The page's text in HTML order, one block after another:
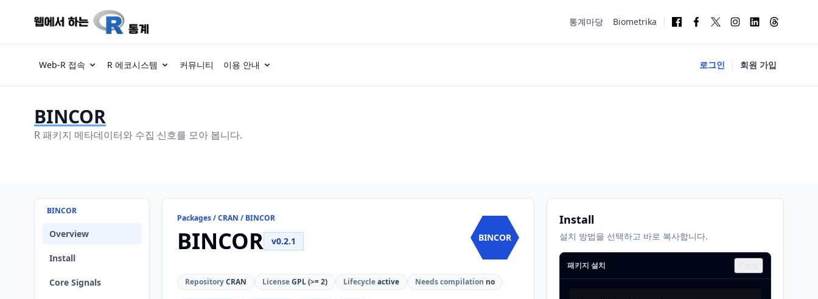
통계마당 Biometrika
Web-R 접속 R 에코시스템 커뮤니티 이용 안내 로그인 회원 가입
BINCOR
R 패키지 메타데이터와 수집 신호를 모아 봅니다.
BINCOR
Overview
Install
Core Signals
Packages / CRAN / BINCOR
BINCOR v0.2.1 BINCOR
RepositoryCRAN LicenseGPL (>= 2) Lifecycleactive Needs compilation no
Install
설치 방법을 선택하고 바로 복사합니다.
패키지 설치